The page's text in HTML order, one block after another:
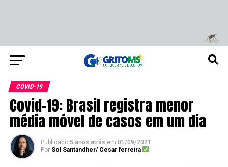
COVID-19
Covid-19: Brasil registra menor
média móvel de casos em um dia
Publicado 5 anos atrás em 01/09/2021
Por Sol Santandher/ Cesar ferreira